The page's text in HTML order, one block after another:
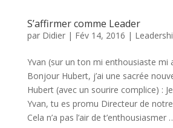
S’affirmer comme Leader
par Didier| Fév 14, 2016 |
Yvan (sur un ton mi enthousiaste mi
Bonjour Hubert, j’ai une sacrée
Hubert (avec un sourire complice) :
Yvan, tu es promu Directeur de
Cela n’a pas l’air de t’enthousiasmer